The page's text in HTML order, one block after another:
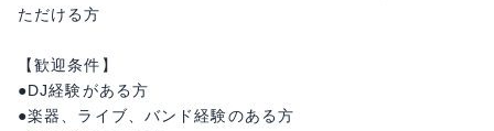
ただける方
【歓迎条件】
●DJ経験がある方
●楽器、ライブ、バンド経験のある方